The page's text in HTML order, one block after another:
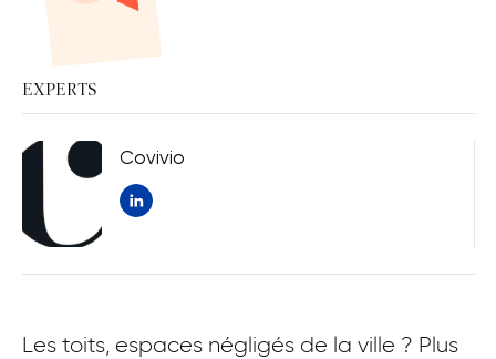
EXPERTS
Covivio
Nouvelle fenêtre
Les toits, espaces négligés de la ville ? Plus